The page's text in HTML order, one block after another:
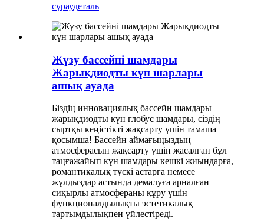
сұраудеталь
Жүзу бассейні шамдары
Жарықдиодты күн шарлары
ашық ауада
Біздің инновациялық бассейн шамдары
жарықдиодты күн глобус шамдары, сіздің
сыртқы кеңістікті жақсарту үшін тамаша
қосымша! Бассейн аймағыңыздың
атмосферасын жақсарту үшін жасалған бұл
таңғажайып күн шамдары кешкі жиындарға,
романтикалық түскі астарға немесе
жұлдыздар астында демалуға арналған
сиқырлы атмосфераны құру үшін
функционалдылықты эстетикалық
тартымдылықпен үйлестіреді.